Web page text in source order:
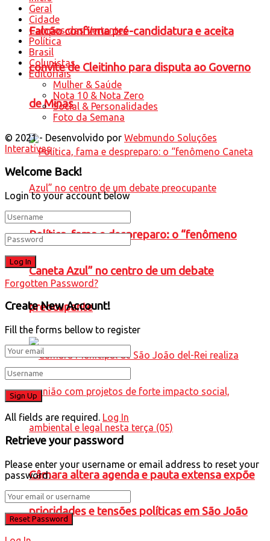
Falcão confirma pré-candidatura e aceita
convite de Cleitinho para disputa ao Governo
de Minas
Política, fama e despreparo: o “fenômeno
Caneta Azul” no centro de um debate
preocupante
Câmara altera agenda e pauta extensa expõe
prioridades e tensões políticas em São João
Geral
Cidade
Campos das Vertentes
Política
Brasil
Colunistas
Editoriais
Mulher & Saúde
Nota 10 & Nota Zero
Social & Personalidades
Foto da Semana
© 2021 - Desenvolvido por Webmundo Soluções
Interativas
Welcome Back!
Login to your account below
Forgotten Password?
Create New Account!
Fill the forms bellow to register
All fields are required. Log In
Retrieve your password
Please enter your username or email address to reset your
password.